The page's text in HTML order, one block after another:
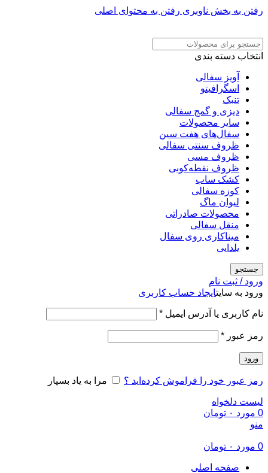
رفتن به بخش ناوبری رفتن به محتوای اصلی
انتخاب دسته بندی
آویز سفالی
اسگرافیتو
تنبک
دیزی و گمج سفالی
سایر محصولات
سفال‌های هفت‌ سین
ظروف سنتی سفالی
ظروف مسی
ظروف نقطه‌کوبی
کشک ساب
کوزه سفالی
لیوان ماگ
محصولات صادراتی
منقل سفالی
میناکاری روی سفال
یلدایی
جستجو
ورود / ثبت نام
ورود به سایتایجاد حساب کاربری
نام کاربری یا آدرس ایمیل *الزامی
رمز عبور *الزامی
ورود
رمز عبور خود را فراموش کرده‌اید ؟ مرا به یاد بسپار
لیست دلخواه
0 مورد ۰ تومان
منو
0 مورد ۰ تومان
صفحه اصلی